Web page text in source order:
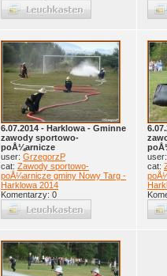
6.07.2014 - Harklowa - Gminne
zawody sportowo-
poÅ¼arnicze
user: GrzegorzP
cat: Zawody sportowo-
poÅ¼arnicze gminy Nowy Targ -
Harklowa 2014
Komentarzy: 0
cat: